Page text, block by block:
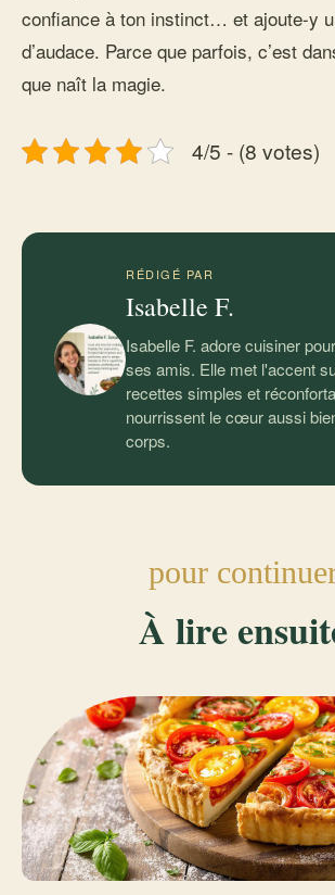
confiance à ton instinct… et ajoute-y
d’audace. Parce que parfois, c’est
que naît la magie.
4/5 - (8 votes)
RÉDIGÉ PAR
Isabelle F.
Isabelle F. adore cuisiner
ses amis. Elle met l'accent
recettes simples et
nourrissent le cœur aussi
corps.
pour
À lire